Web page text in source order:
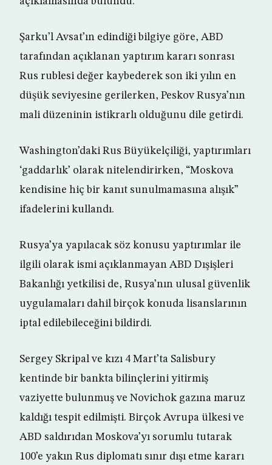
Şarku’l Avsat’ın edindiği bilgiye göre, ABD
tarafından açıklanan yaptırım kararı sonrası
Rus rublesi değer kaybederek son iki yılın en
düşük seviyesine gerilerken, Peskov Rusya’nın
mali düzeninin istikrarlı olduğunu dile getirdi.
Washington’daki Rus Büyükelçiliği, yaptırımları
‘gaddarlık’ olarak nitelendirirken, “Moskova
kendisine hiç bir kanıt sunulmamasına alışık”
ifadelerini kullandı.
Rusya’ya yapılacak söz konusu yaptırımlar ile
ilgili olarak ismi açıklanmayan ABD Dışişleri
Bakanlığı yetkilisi de, Rusya’nın ulusal güvenlik
uygulamaları dahil birçok konuda lisanslarının
iptal edilebileceğini bildirdi.
Sergey Skripal ve kızı 4 Mart’ta Salisbury
kentinde bir bankta bilinçlerini yitirmiş
vaziyette bulunmuş ve Novichok gazına maruz
kaldığı tespit edilmişti. Birçok Avrupa ülkesi ve
ABD saldırıdan Moskova’yı sorumlu tutarak
100’e yakın Rus diplomatı sınır dışı etme kararı